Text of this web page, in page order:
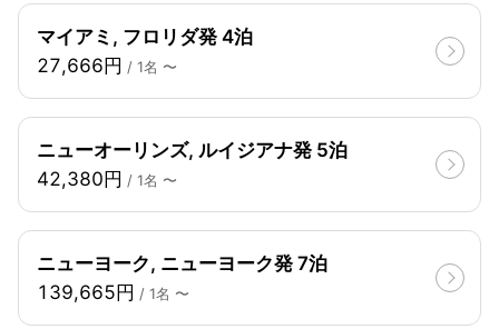
マイアミ, フロリダ発 4泊
27,666円 / 1名 〜
ニューオーリンズ, ルイジアナ発 5泊
42,380円 / 1名 〜
ニューヨーク, ニューヨーク発 7泊
139,665円 / 1名 〜